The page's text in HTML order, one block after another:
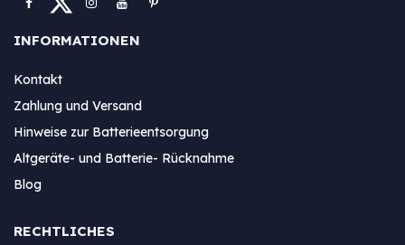
INFORMATIONEN
Kontakt
Zahlung und Versand
Hinweise zur Batterieentsorgung
Altgeräte- und Batterie- Rücknahme
Blog
RECHTLICHES